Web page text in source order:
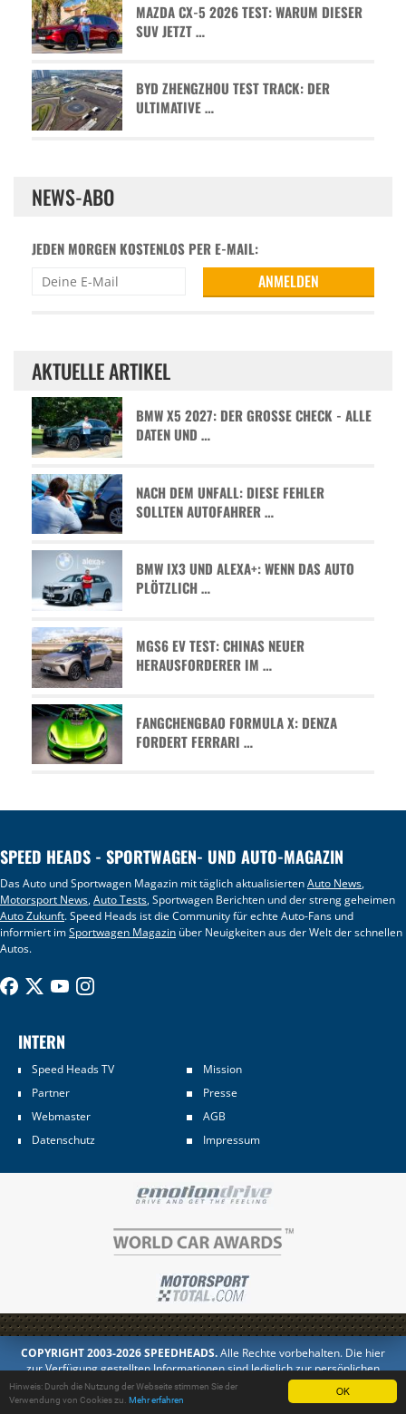
OK
Hinweis: Durch die Nutzung der Webseite stimmen Sie der
Verwendung von Cookies zu. Mehr erfahren
MAZDA CX-5 2026 TEST: WARUM DIESER
SUV JETZT …
BYD ZHENGZHOU TEST TRACK: DER
ULTIMATIVE …
NEWS-ABO
JEDEN MORGEN KOSTENLOS PER E-MAIL:
AKTUELLE ARTIKEL
BMW X5 2027: DER GROSSE CHECK - ALLE D
ATEN UND …
NACH DEM UNFALL: DIESE FEHLER
SOLLTEN AUTOFAHRER …
BMW IX3 UND ALEXA+: WENN DAS AUTO
PLÖTZLICH …
MGS6 EV TEST: CHINAS NEUER
HERAUSFORDERER IM …
FANGCHENGBAO FORMULA X: DENZA
FORDERT FERRARI …
SPEED HEADS - SPORTWAGEN- UND AUTO-MAGAZIN
Das Auto und Sportwagen Magazin mit täglich aktualisiertenAuto News,
Motorsport News,Auto Tests, Sportwagen Berichten und der streng geheimen
Auto Zukunft. Speed Heads ist die Community für echte Auto-Fans und
informiert imSportwagen Magazin über Neuigkeiten aus der Welt der schnellen
Autos.
INTERN
Speed Heads TV
Mission
Partner
Presse
Webmaster
AGB
Datenschutz
Impressum
COPYRIGHT 2003-2026 SPEEDHEADS.Alle Rechte vorbehalten. Die hier
zur Verfügung gestellten Informationen sind lediglich zur persönlichen
Information bestimmt. Jedes Kopieren oder Veröffentlichen in anderer
Form ist untersagt.